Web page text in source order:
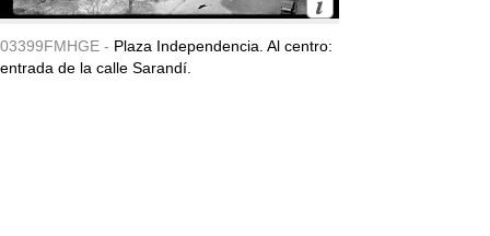
03399FMHGE - Plaza Independencia. Al centro:
entrada de la calle Sarandí.